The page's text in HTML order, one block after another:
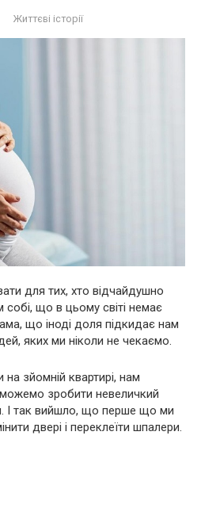
Життєві історії
для тих, хто відчайдушно
що в цьому світі немає
що іноді доля підкидає нам
яких ми ніколи не чекаємо.
зйомній квартирі, нам
зробити невеличкий
І так вийшло, що перше що ми
двері і переклеїти шпалери.